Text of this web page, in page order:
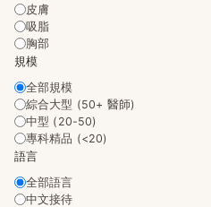
皮膚
吸脂
胸部
規模
全部規模
綜合大型 (50+ 醫師)
中型 (20-50)
專科精品 (<20)
語言
全部語言
中文接待